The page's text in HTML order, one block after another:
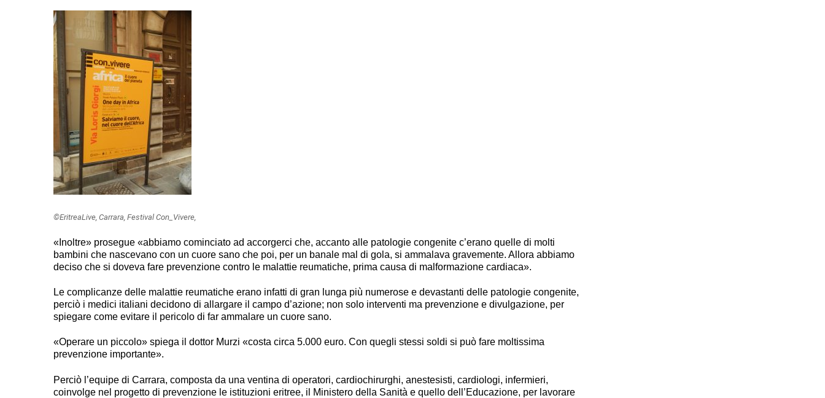
©EritreaLive, Carrara, Festival Con_Vivere,
«Inoltre» prosegue «abbiamo cominciato ad accorgerci che, accanto alle patologie congenite c’erano quelle di molti
bambini che nascevano con un cuore sano che poi, per un banale mal di gola, si ammalava gravemente. Allora abbiamo
deciso che si doveva fare prevenzione contro le malattie reumatiche, prima causa di malformazione cardiaca».
Le complicanze delle malattie reumatiche erano infatti di gran lunga più numerose e devastanti delle patologie congenite,
perciò i medici italiani decidono di allargare il campo d’azione; non solo interventi ma prevenzione e divulgazione, per
spiegare come evitare il pericolo di far ammalare un cuore sano.
«Operare un piccolo» spiega il dottor Murzi «costa circa 5.000 euro. Con quegli stessi soldi si può fare moltissima
prevenzione importante».
Perciò l’equipe di Carrara, composta da una ventina di operatori, cardiochirurghi, anestesisti, cardiologi, infermieri,
coinvolge nel progetto di prevenzione le istituzioni eritree, il Ministero della Sanità e quello dell’Educazione, per lavorare